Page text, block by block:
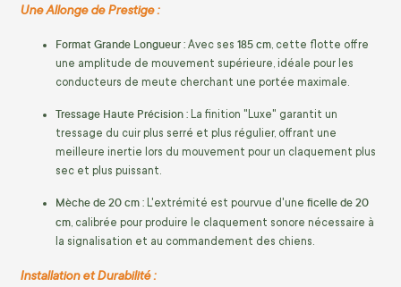
Une Allonge de Prestige :
Format Grande Longueur : Avec ses 185 cm , cette flotte offre
une amplitude de mouvement supérieure, idéale pour les
conducteurs de meute cherchant une portée maximale.
Tressage Haute Précision : La finition "Luxe" garantit un
tressage du cuir plus serré et plus régulier, offrant une
meilleure inertie lors du mouvement pour un claquement plus
sec et plus puissant.
Mèche de 20 cm : L'extrémité est pourvue d'une ficelle de 20
cm , calibrée pour produire le claquement sonore nécessaire à
la signalisation et au commandement des chiens.
Installation et Durabilité :